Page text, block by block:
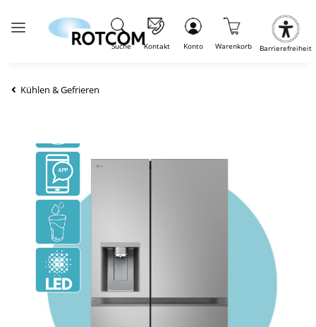
Suche Kontakt Konto Warenkorb Barrierefreiheit
Kühlen & Gefrieren